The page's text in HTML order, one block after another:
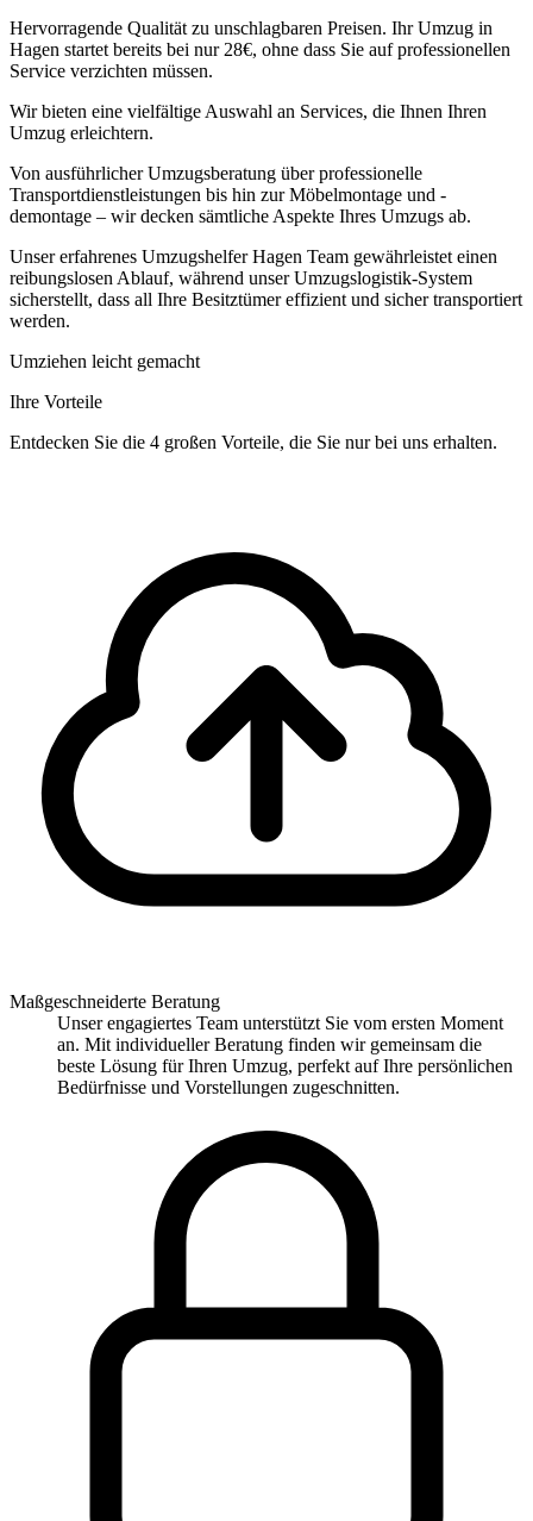
Hervorragende Qualität zu unschlagbaren Preisen. Ihr Umzug in
Hagen startet bereits bei nur 28€, ohne dass Sie auf professionellen
Service verzichten müssen.
Wir bieten eine vielfältige Auswahl an Services, die Ihnen Ihren
Umzug erleichtern.
Von ausführlicher Umzugsberatung über professionelle
Transportdienstleistungen bis hin zur Möbelmontage und -
demontage – wir decken sämtliche Aspekte Ihres Umzugs ab.
Unser erfahrenes Umzugshelfer Hagen Team gewährleistet einen
reibungslosen Ablauf, während unser Umzugslogistik-System
sicherstellt, dass all Ihre Besitztümer effizient und sicher transportiert
werden.
Umziehen leicht gemacht
Ihre Vorteile
Entdecken Sie die 4 großen Vorteile, die Sie nur bei uns erhalten.
Maßgeschneiderte Beratung
Unser engagiertes Team unterstützt Sie vom ersten Moment
an. Mit individueller Beratung finden wir gemeinsam die
beste Lösung für Ihren Umzug, perfekt auf Ihre persönlichen
Bedürfnisse und Vorstellungen zugeschnitten.